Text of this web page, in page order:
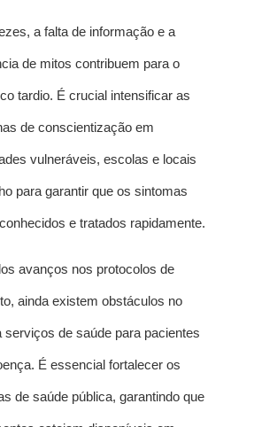
a falta de informação e a
de mitos contribuem para o
tardio. É crucial intensificar as
de conscientização em
vulneráveis, escolas e locais
para garantir que os sintomas
e tratados rapidamente.
avanços nos protocolos de
ainda existem obstáculos no
serviços de saúde para pacientes
É essencial fortalecer os
de saúde pública, garantindo que